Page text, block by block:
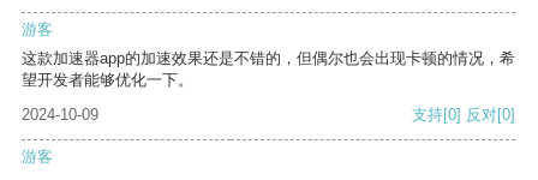
游客
这款加速器app的加速效果还是不错的，但偶尔也会出现卡顿的情况，希
望开发者能够优化一下。
2024-10-09
支持[0] 反对[0]
游客